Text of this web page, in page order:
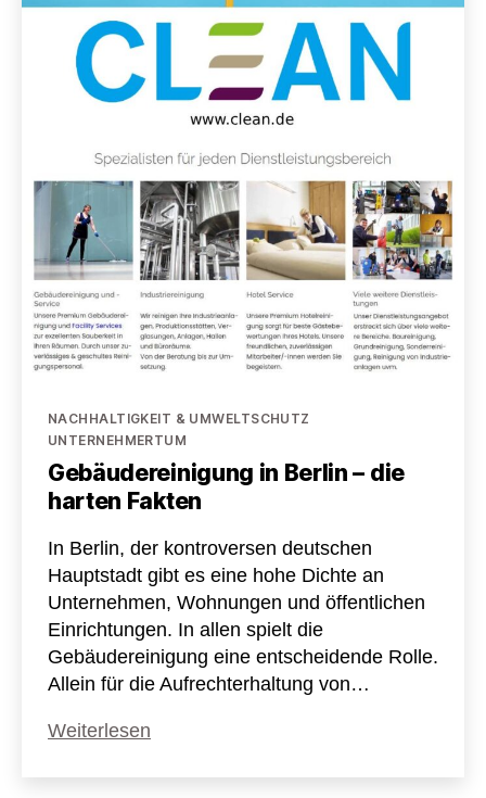
Kategorien
NACHHALTIGKEIT & UMWELTSCHUTZ
UNTERNEHMERTUM
Gebäudereinigung in Berlin – die
harten Fakten
In Berlin, der kontroversen deutschen
Hauptstadt gibt es eine hohe Dichte an
Unternehmen, Wohnungen und öffentlichen
Einrichtungen. In allen spielt die
Gebäudereinigung eine entscheidende Rolle.
Allein für die Aufrechterhaltung von…
Weiterlesen
Berlin